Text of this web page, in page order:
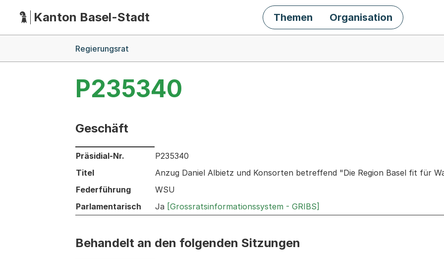
HauptnavigationKanton Basel-Stadt Themen Organisation
Regierungsrat
P235340
Geschäft
Informationen zum Ausgewählten Geschäft
Präsidial-Nr.
P235340
Titel
Anzug Daniel Albietz und Konsorten betreffend "Die Region Basel fit für
Federführung
WSU
Parlamentarisch
Ja [Grossratsinformationssystem - GRIBS]
Behandelt an den folgenden Sitzungen